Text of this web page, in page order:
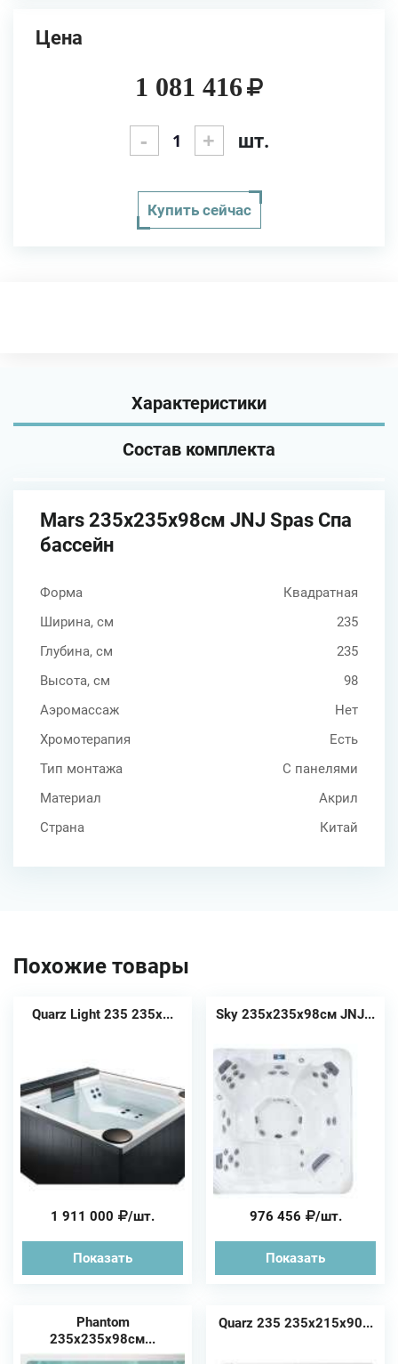
Цена
1 081 416
-
+ шт.
Купить сейчас
Характеристики
Состав комплекта
Mars 235х235х98см JNJ Spas Спа
бассейн
Форма
Квадратная
Ширина, см
235
Глубина, см
235
Высота, см
98
Аэромассаж
Нет
Хромотерапия
Есть
Тип монтажа
С панелями
Материал
Акрил
Страна
Китай
Похожие товары
Quarz Light 235 235x...
1 911 000 /шт.
Показать
Sky 235х235х98см JNJ...
976 456 /шт.
Показать
Phantom
235x235x98см...
Quarz 235 235x215x90...